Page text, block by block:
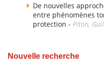
De nouvelles
entre phénomènes
protection - Piton,
Nouvelle recherche